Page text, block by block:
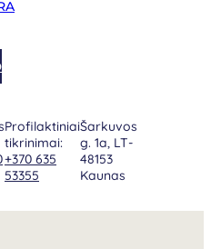
Profilaktiniai
tikrinimai:
+370 635
53355
Šarkuvos
g. 1a, LT-
48153
Kaunas